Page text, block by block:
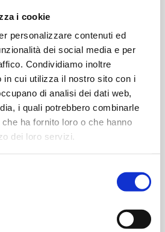
i cookie
personalizzare contenuti ed
dei social media e per
Condividiamo inoltre
in cui utilizza il nostro sito con i
di analisi dei dati web,
i quali potrebbero combinarle
ha fornito loro o che hanno
dei loro servizi.